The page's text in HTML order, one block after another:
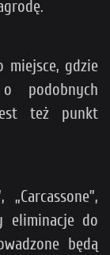
miejsce, gdzie
podobnych
też punkt
eliminacje do
będą